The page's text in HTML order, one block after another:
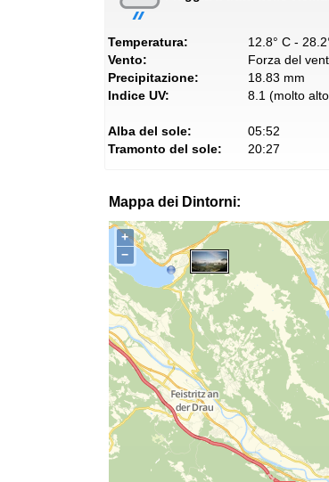
Temperatura:
12.8° C -
Vento:
Forza del
Precipitazione:
18.83 mm
Indice UV:
8.1 (molto
Alba del sole:
05:52
Tramonto del sole:
20:27
Mappa dei Dintorni:
+
−